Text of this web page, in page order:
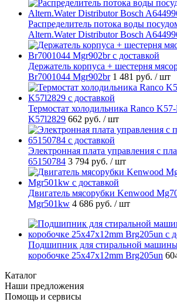
Распределитель потока воды
Altern.Water Distributor Bosch
Держатель корпуса + шестерня
Br7001044 Mgr902br 1 481 руб. / шт
Термостат холодильника Ranco
K57l2829 662 руб. / шт
Электронная плата управления с
65150784 3 794 руб. / шт
Двигатель мясорубки Kenwood
Mgr501kw 4 686 руб. / шт
Подшипник для стиральной
коробочке 25x47x12mm Brg205un
Каталог
Наши предложения
Помощь и сервисы